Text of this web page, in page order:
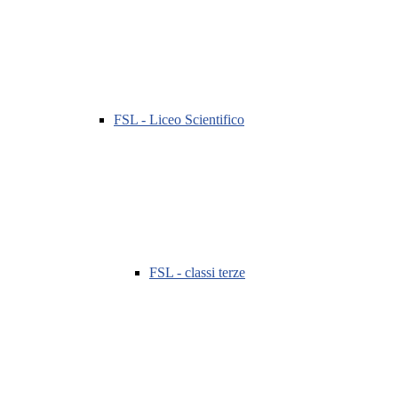
FSL - Liceo Scientifico
FSL - classi terze